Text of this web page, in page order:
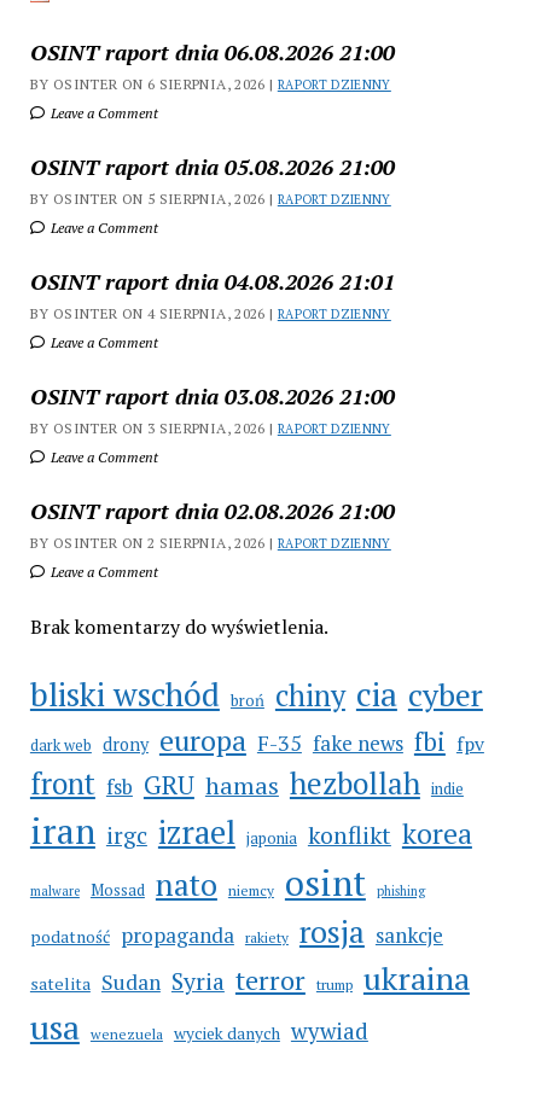
OSINT raport dnia 06.08.2026 21:00
BY OSINTER ON 6 SIERPNIA, 2026 | RAPORT DZIENNY
Leave a Comment
OSINT raport dnia 05.08.2026 21:00
BY OSINTER ON 5 SIERPNIA, 2026 | RAPORT DZIENNY
Leave a Comment
OSINT raport dnia 04.08.2026 21:01
BY OSINTER ON 4 SIERPNIA, 2026 | RAPORT DZIENNY
Leave a Comment
OSINT raport dnia 03.08.2026 21:00
BY OSINTER ON 3 SIERPNIA, 2026 | RAPORT DZIENNY
Leave a Comment
OSINT raport dnia 02.08.2026 21:00
BY OSINTER ON 2 SIERPNIA, 2026 | RAPORT DZIENNY
Leave a Comment
Brak komentarzy do wyświetlenia.
bliski wschód broń chiny cia cyber
dark web drony europa F-35 fake news fbi fpv
front fsb GRU hamas hezbollah indie
iran irgc izrael japonia konflikt korea
malware Mossad nato niemcy osint phishing
podatność propaganda rakiety rosja sankcje
satelita Sudan Syria terror trump ukraina
usa wenezuela wyciek danych wywiad